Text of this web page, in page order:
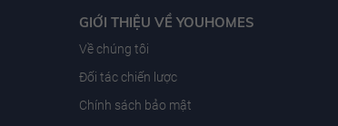
GIỚI THIỆU VỀ YOUHOMES
Về chúng tôi
Đối tác chiến lược
Chính sách bảo mật